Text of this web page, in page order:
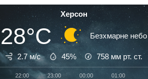
Херсон
28°C Безхмарне небо
2.7 м/с 45% 758 мм рт. ст.
22:00 23:00 00:00 01:00